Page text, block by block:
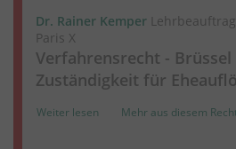
Dr. Rainer Kemper
Paris X
Verfahrensrecht - Brüssel
Zuständigkeit für
Weiter lesen Mehr aus diesem